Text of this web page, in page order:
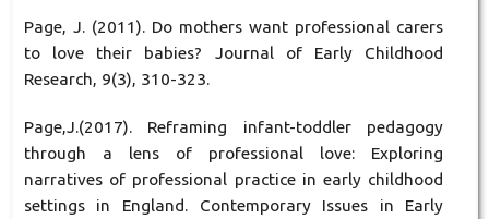
Page, J. (2011). Do mothers want professional carers
to love their babies? Journal of Early Childhood
Research, 9(3), 310-323.
Page,J.(2017). Reframing infant-toddler pedagogy
through a lens of professional love: Exploring
narratives of professional practice in early childhood
settings in England. Contemporary Issues in Early